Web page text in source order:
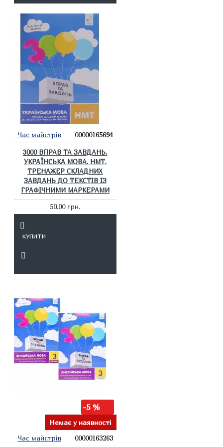
Час майстрів 00000165694
3000 ВПРАВ ТА ЗАВДАНЬ.
УКРАЇНСЬКА МОВА. НМТ.
ТРЕНАЖЕР СКЛАДНИХ
ЗАВДАНЬ ДО ТЕКСТІВ ІЗ
ГРАФІЧНИМИ МАРКЕРАМИ
50.00 грн.
КУПИТИ
-5 %
Немає у наявності
Час майстрів
00000163263